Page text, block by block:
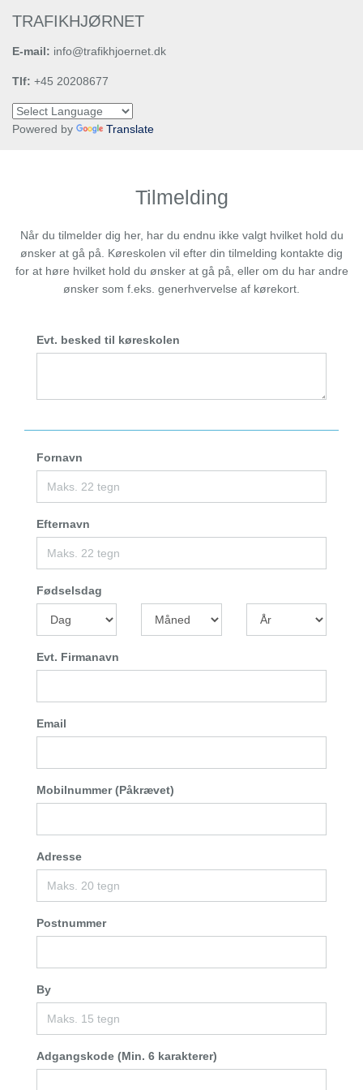
TRAFIKHJØRNET
E-mail: info@trafikhjoernet.dk
Tlf: +45 20208677
Powered by Translate
Tilmelding
Når du tilmelder dig her, har du endnu ikke valgt hvilket hold du
ønsker at gå på. Køreskolen vil efter din tilmelding kontakte dig
for at høre hvilket hold du ønsker at gå på, eller om du har andre
ønsker som f.eks. generhvervelse af kørekort.
Evt. besked til køreskolen
Fornavn
Efternavn
Fødselsdag
Evt. Firmanavn
Email
Mobilnummer (Påkrævet)
Adresse
Postnummer
By
Adgangskode (Min. 6 karakterer)